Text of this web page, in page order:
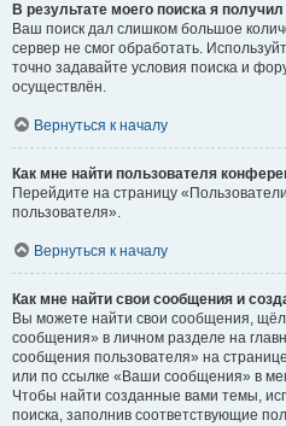
В результате моего поиска я
Ваш поиск дал слишком большое
сервер не смог обработать.
точно задавайте условия поиска и
осуществлён.
Вернуться к началу
Как мне найти пользователя
Перейдите на страницу
пользователя».
Вернуться к началу
Как мне найти свои сообщения и
Вы можете найти свои сообщения,
сообщения» в личном разделе на
сообщения пользователя» на
или по ссылке «Ваши сообщения» в
Чтобы найти созданные вами темы,
поиска, заполнив соответствующие